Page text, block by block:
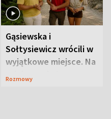
Gąsiewska i
Sołtysiewicz wrócili w
wyjątkowe miejsce. Na
szlaku czekał
Rozmowy